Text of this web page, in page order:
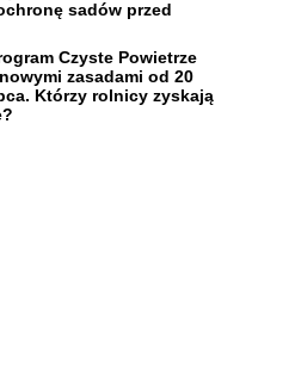
sadów przed
Czyste Powietrze
zasadami od 20
Którzy rolnicy zyskają